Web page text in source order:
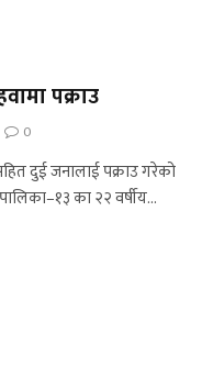
पक्राउ
0
दुई जनालाई पक्राउ गरेको
का २२ वर्षीय…